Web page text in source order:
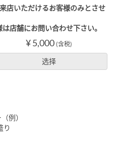
店いただけるお客様のみとさせ
店舗にお問い合わせ下さい。
¥ 5,000 (含税)
选择
例）
り